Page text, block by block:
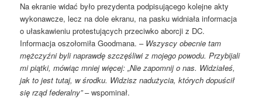
Na ekranie widać było prezydenta podpisującego kolejne akty
wykonawcze, lecz na dole ekranu, na pasku widniała informacja
o ułaskawieniu protestujących przeciwko aborcji z DC.
Informacja oszołomiła Goodmana. – Wszyscy obecnie tam
mężczyźni byli naprawdę szczęśliwi z mojego powodu. Przybijali
mi piątki, mówiąc mniej więcej: „Nie zapomnij o nas. Widziałeś,
jak to jest tutaj, w środku. Widzisz nadużycia, których dopuścił
się rząd federalny”– wspominał.